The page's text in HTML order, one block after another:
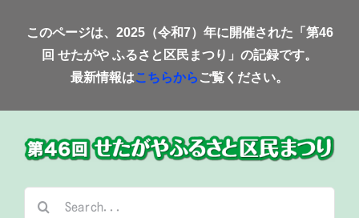
このページは、2025（令和7）年に開催された「第46
回 せたがや ふるさと区民まつり」の記録です。
最新情報はこちらから ご覧ください。